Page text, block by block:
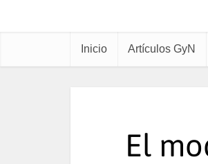
Inicio Artículos GyN
El